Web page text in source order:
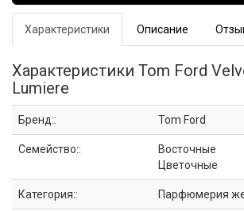
Характеристики Описание
Характеристики Tom Ford
Lumiere
Бренд:: Tom Ford
Семейство::
Восточные
Цветочные
Категория:: Парфюмерия